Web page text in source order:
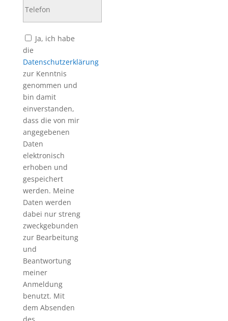
Ja, ich habe
die
Datenschutzerklärung
zur Kenntnis
genommen und
bin damit
einverstanden,
dass die von mir
angegebenen
Daten
elektronisch
erhoben und
gespeichert
werden. Meine
Daten werden
dabei nur streng
zweckgebunden
zur Bearbeitung
und
Beantwortung
meiner
Anmeldung
benutzt. Mit
dem Absenden